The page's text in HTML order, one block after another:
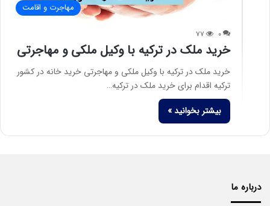
مهاجرت و اقامت
۰ ۷۷
خرید ملک در ترکیه با وکیل ملکی و مهاجرتی
خرید ملک در ترکیه با وکیل ملکی و مهاجرتی خرید خانه در کشور
ترکیه اقدام برای خرید ملک در ترکیه…
بیشتر بخوانید »
درباره ما